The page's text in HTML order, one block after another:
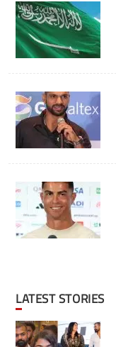
LATEST STORIES